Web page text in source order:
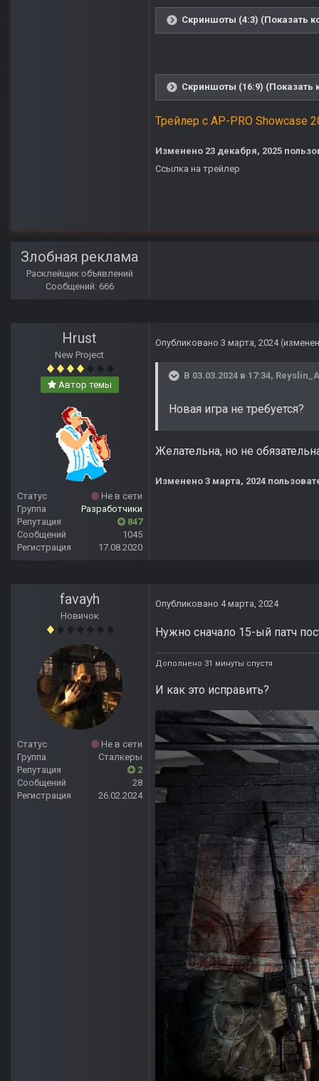
Скриншоты (4:3) (Показать
Скриншоты (16:9) (Показать
Трейлер с AP-PRO Showcase
Изменено 23 декабря, 2025
Ссылка на трейлер
Злобная реклама
Расклейщик объявлений
Сообщений: 666
Hrust
New Project
Автор темы
Статус
Не в сети
Группа
Разработчики
Репутация
847
Сообщений
1045
Регистрация
17.08.2020
Опубликовано 3 марта, 2024
В 03.03.2024 в 17:34,
Новая игра не требуется?
Желательна, но не
Изменено 3 марта, 2024
favayh
Новичок
Статус
Не в сети
Группа
Сталкеры
Репутация
2
Сообщений
28
Регистрация
26.02.2024
Опубликовано 4 марта, 2024
Нужно сначало 15-ый патч
Дополнено 31 минуты спустя
И как это исправить?